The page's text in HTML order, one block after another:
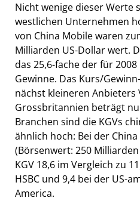
Nicht wenige dieser Werte
westlichen Unternehmen
von China Mobile waren
Milliarden US-Dollar wert.
das 25,6-fache der für
Gewinne. Das Kurs/
nächst kleineren Anbieters
Grossbritannien beträgt
Branchen sind die KGVs
ähnlich hoch: Bei der
(Börsenwert: 250
KGV 18,6 im Vergleich zu
HSBC und 9,4 bei der US-
America.